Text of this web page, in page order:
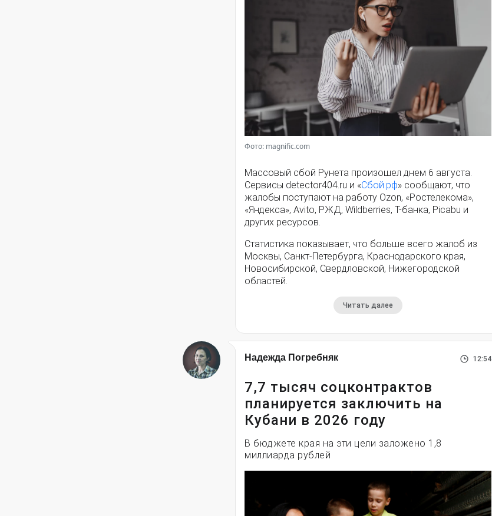
Фото: magnific.com
Массовый сбой Рунета произошел днем 6 августа.
Сервисы detector404.ru и «Сбой.рф» сообщают, что
жалобы поступают на работу Ozon, «Ростелекома»,
«Яндекса», Avito, РЖД, Wildberries, Т-банка, Picabu и
других ресурсов.
Статистика показывает, что больше всего жалоб из
Москвы, Санкт-Петербурга, Краснодарского края,
Новосибирской, Свердловской, Нижегородской
областей.
Читать далее
Надежда Погребняк 12:54
7,7 тысяч соцконтрактов
планируется заключить на
Кубани в 2026 году
В бюджете края на эти цели заложено 1,8
миллиарда рублей